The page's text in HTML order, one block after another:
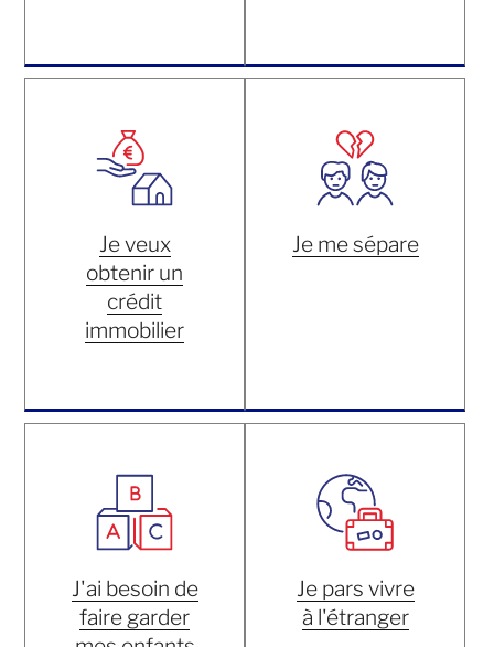
Je veux
obtenir un
crédit
immobilier
Je me sépare
J'ai besoin de
faire garder
Je pars vivre
à l'étranger